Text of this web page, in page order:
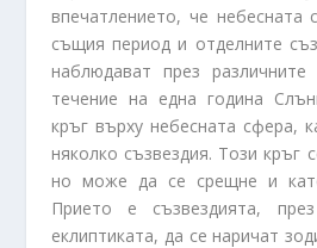
впечатлението, че
същия период и отделните
наблюдават през
течение на една година
кръг върху небесната сфера,
няколко съзвездия. Този кръг
но може да се срещне и
Прието е съзвездията,
еклиптиката, да се наричат